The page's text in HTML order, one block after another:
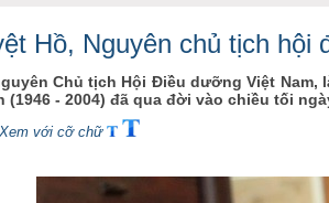
Hồ, Nguyên chủ tịch
Chủ tịch Hội Điều dưỡng Việt Nam,
(1946 - 2004) đã qua đời vào chiều tối
với cỡ chữ